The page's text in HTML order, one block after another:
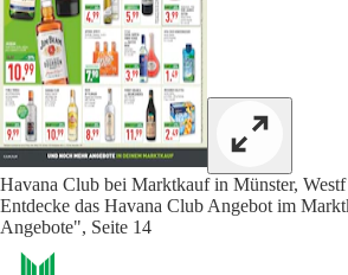
Havana Club bei Marktkauf in Münster, Westf
Entdecke das Havana Club Angebot im
Angebote", Seite 14